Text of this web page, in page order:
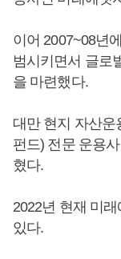
이어 2007~08년
범시키면서 글로
을 마련했다.
대만 현지 자산운
펀드) 전문 운용
혔다.
2022년 현재 미
있다.